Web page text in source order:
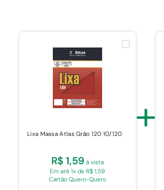
Lixa Massa Atlas Grão 120 10/120
R$ 1,59 à vista
Em até 1x de R$ 1,59
Cartão Quero-Quero
+